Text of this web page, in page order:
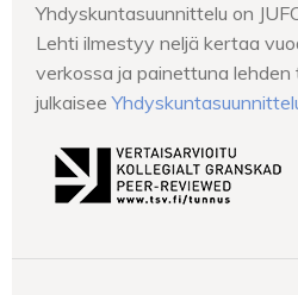
Yhdyskuntasuunnittelu on
Lehti ilmestyy neljä kertaa
verkossa ja painettuna lehden
julkaisee